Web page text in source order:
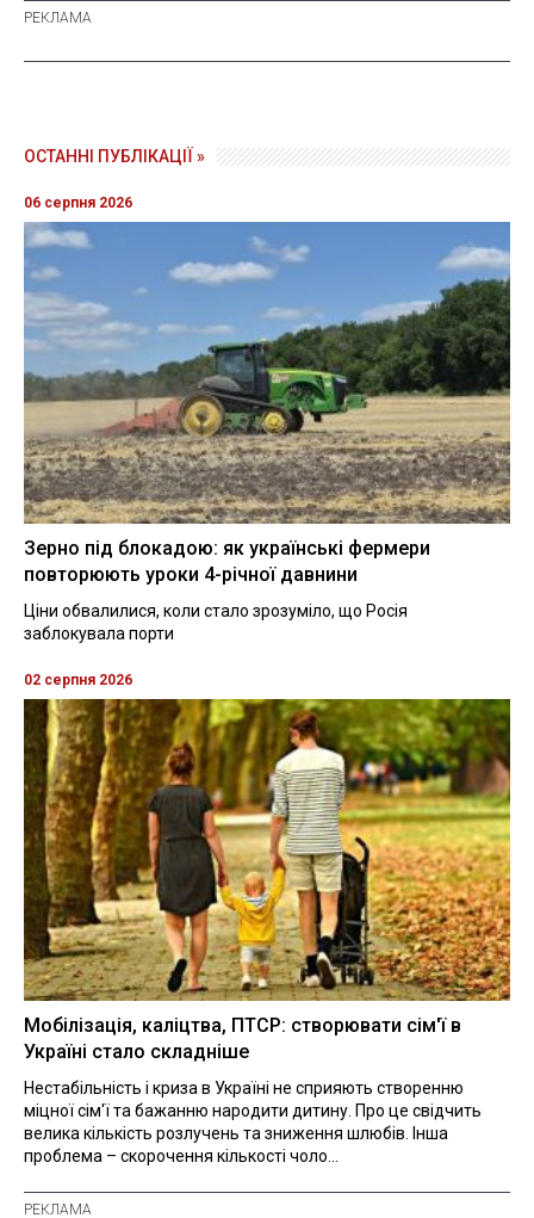
ОСТАННІ ПУБЛІКАЦІЇ »
06 серпня 2026
Зерно під блокадою: як українські фермери
повторюють уроки 4-річної давнини
Ціни обвалилися, коли стало зрозуміло, що Росія
заблокувала порти
02 серпня 2026
Мобілізація, каліцтва, ПТСР: створювати сім'ї в
Україні стало складніше
Нестабільність і криза в Україні не сприяють створенню
міцної сім'ї та бажанню народити дитину. Про це свідчить
велика кількість розлучень та зниження шлюбів. Інша
проблема – скорочення кількості чоло...